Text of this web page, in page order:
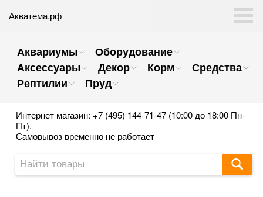
Акватема.рф
Аквариумы
Оборудование
Аксессуары
Декор Корм
Средства
Рептилии
Пруд
Интернет магазин: +7 (495) 144-71-47 (10:00 до 18:00 Пн-
Пт).
Самовывоз временно не работает